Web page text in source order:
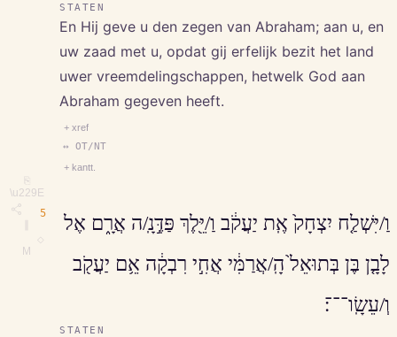
⎘
\u229E
M
STATEN
En Hij geve u den zegen van Abraham; aan u, en
uw zaad met u, opdat gij erfelijk bezit het land
uwer vreemdelingschappen, hetwelk God aan
Abraham gegeven heeft.
+ xref
↔ OT/NT
+ kantt.
5
וַ/יִּשְׁלַ֤ח יִצְחָק֙ אֶֽת יַעֲקֹ֔ב וַ/יֵּ֖לֶךְ פַּדֶּ֣נָֽ/ה אֲרָ֑ם אֶל
לָבָ֤ן בֶּן בְּתוּאֵל֙ הָֽ/אֲרַמִּ֔י אֲחִ֣י רִבְקָ֔ה אֵ֥ם יַעֲקֹ֖ב
וְ/עֵשָֽׂו־־־׃
STATEN